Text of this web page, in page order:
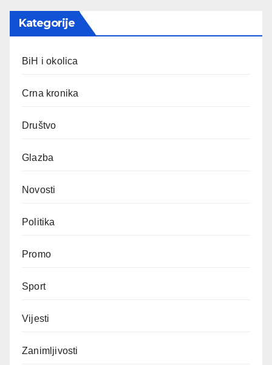
Kategorije
BiH i okolica
Crna kronika
Društvo
Glazba
Novosti
Politika
Promo
Sport
Vijesti
Zanimljivosti